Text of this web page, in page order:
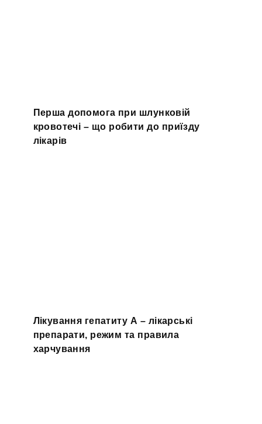
Перша допомога при шлунковій
кровотечі – що робити до приїзду
лікарів
Лікування гепатиту А – лікарські
препарати, режим та правила
харчування